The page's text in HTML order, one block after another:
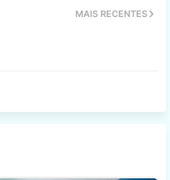
MAIS RECENTES